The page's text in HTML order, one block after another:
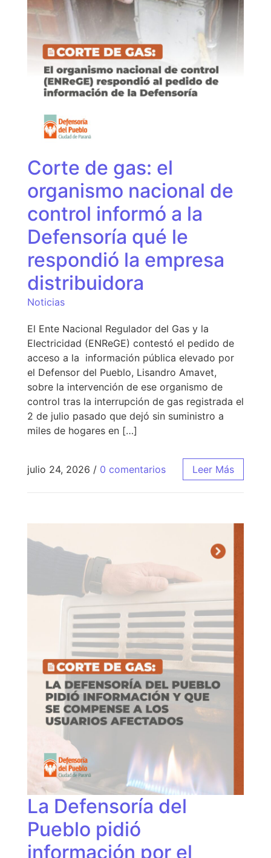
Corte de gas: el
organismo nacional de
control informó a la
Defensoría qué le
respondió la empresa
distribuidora
Noticias
El Ente Nacional Regulador del Gas y la
Electricidad (ENReGE) contestó el pedido de
acceso a la información pública elevado por
el Defensor del Pueblo, Lisandro Amavet,
sobre la intervención de ese organismo de
control tras la interrupción de gas registrada el
2 de julio pasado que dejó sin suministro a
miles de hogares en […]
julio 24, 2026 / 0 comentarios Leer Más
La Defensoría del
Pueblo pidió
información por el